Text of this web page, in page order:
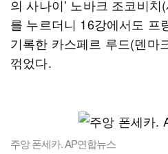
의 사나이’ 노바크 조코비
를 누르더니 16강에서도 프
기록한 카스페르 루드(덴마
꺾었다.
주앙 폰세카. AP연합뉴스